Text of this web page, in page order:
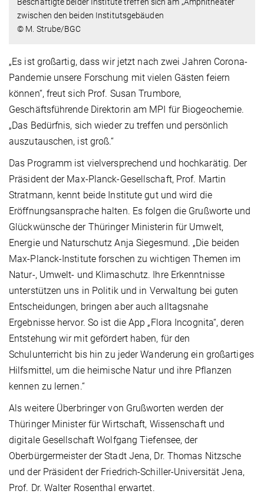
zwischen den beiden Institutsgebäuden
© M. Strube/BGC
„Es ist großartig, dass wir jetzt nach zwei Jahren Corona-
Pandemie unsere Forschung mit vielen Gästen feiern
können“, freut sich Prof. Susan Trumbore,
Geschäftsführende Direktorin am MPI für Biogeochemie.
„Das Bedürfnis, sich wieder zu treffen und persönlich
auszutauschen, ist groß.“
Das Programm ist vielversprechend und hochkarätig. Der
Präsident der Max-Planck-Gesellschaft, Prof. Martin
Stratmann, kennt beide Institute gut und wird die
Eröffnungsansprache halten. Es folgen die Grußworte und
Glückwünsche der Thüringer Ministerin für Umwelt,
Energie und Naturschutz Anja Siegesmund. „Die beiden
Max-Planck-Institute forschen zu wichtigen Themen im
Natur-, Umwelt- und Klimaschutz. Ihre Erkenntnisse
unterstützen uns in Politik und in Verwaltung bei guten
Entscheidungen, bringen aber auch alltagsnahe
Ergebnisse hervor. So ist die App „Flora Incognita“, deren
Entstehung wir mit gefördert haben, für den
Schulunterricht bis hin zu jeder Wanderung ein großartiges
Hilfsmittel, um die heimische Natur und ihre Pflanzen
kennen zu lernen.“
Als weitere Überbringer von Grußworten werden der
Thüringer Minister für Wirtschaft, Wissenschaft und
digitale Gesellschaft Wolfgang Tiefensee, der
Oberbürgermeister der Stadt Jena, Dr. Thomas Nitzsche
und der Präsident der Friedrich-Schiller-Universität Jena,
Prof. Dr. Walter Rosenthal erwartet.